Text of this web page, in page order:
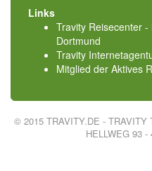
Links
Travity Reisecenter
Dortmund
Travity
Mitglied der Aktives
© 2015 TRAVITY.DE - TRAVITY
HELLWEG 93 -